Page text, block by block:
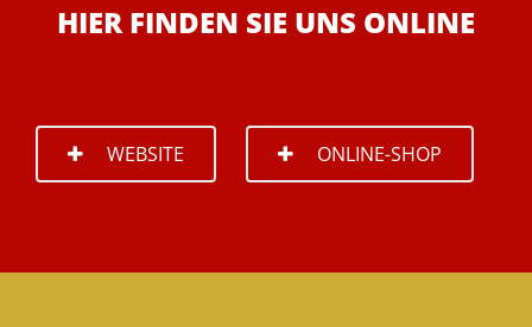
HIER FINDEN SIE UNS ONLINE
WEBSITE ONLINE-SHOP